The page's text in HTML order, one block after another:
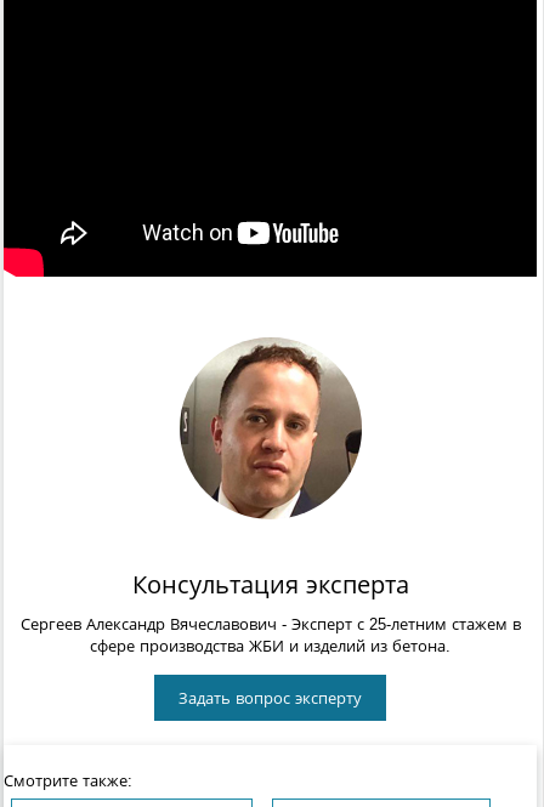
Консультация эксперта
Сергеев Александр Вячеславович - Эксперт с 25-летним стажем в
сфере производства ЖБИ и изделий из бетона.
Задать вопрос эксперту
Смотрите также: